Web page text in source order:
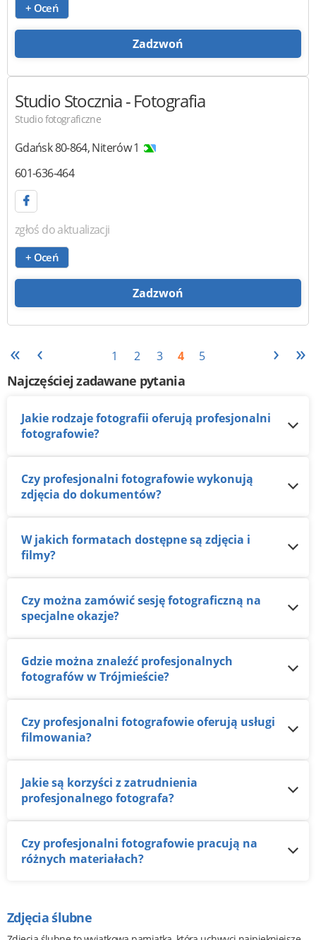
+ Oceń
Zadzwoń
Studio Stocznia- Fotografia
Studio fotograficzne
Gdańsk80-864,Niterów 1
601-636-464
zgłoś do aktualizacji
+ Oceń
Zadzwoń
« ‹ 1 2 3 4 5 › »
Najczęściej zadawane pytania
Jakie rodzaje fotografii oferują profesjonalni
fotografowie?
Czy profesjonalni fotografowie wykonują
zdjęcia do dokumentów?
W jakich formatach dostępne są zdjęcia i
filmy?
Czy można zamówić sesję fotograficzną na
specjalne okazje?
Gdzie można znaleźć profesjonalnych
fotografów w Trójmieście?
Czy profesjonalni fotografowie oferują usługi
filmowania?
Jakie są korzyści z zatrudnienia
profesjonalnego fotografa?
Czy profesjonalni fotografowie pracują na
różnych materiałach?
Zdjęcia ślubne